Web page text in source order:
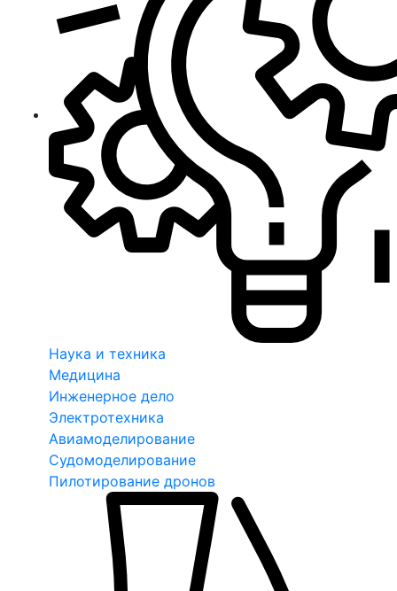
Наука и техника
Медицина
Инженерное дело
Электротехника
Авиамоделирование
Судомоделирование
Пилотирование дронов